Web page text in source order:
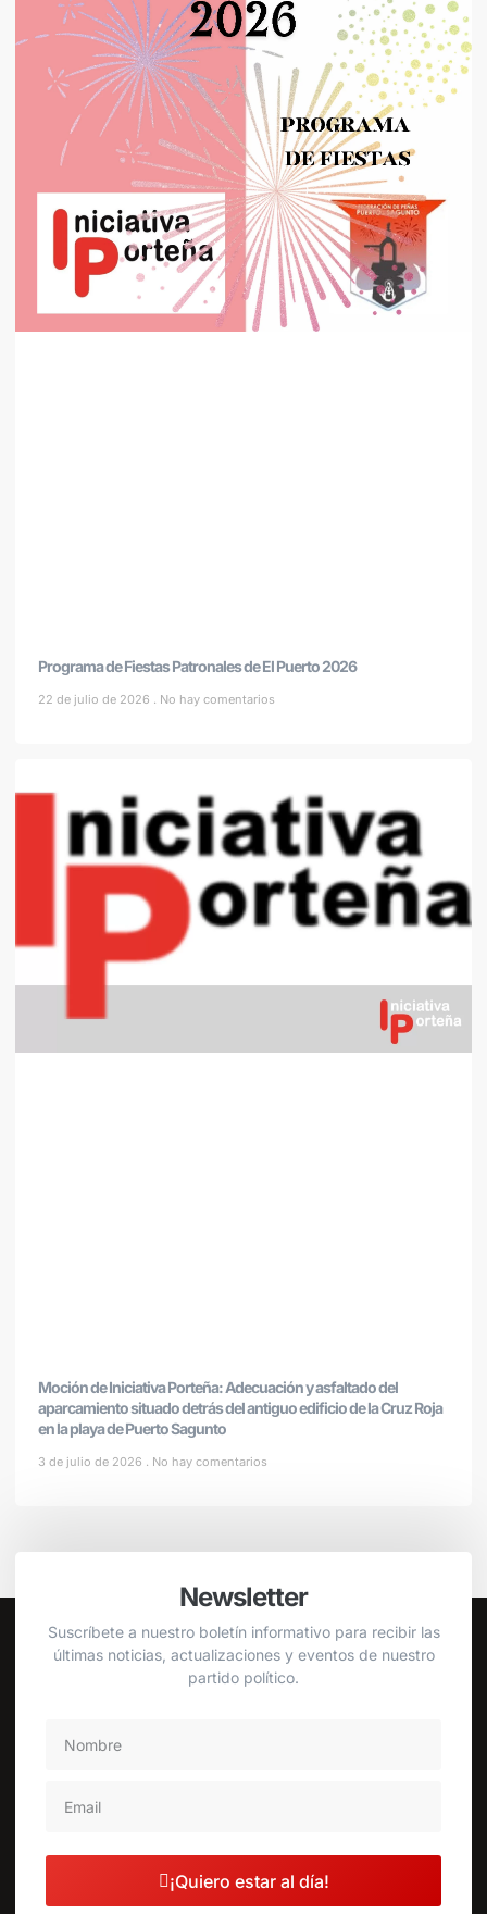
Programa de Fiestas Patronales de El Puerto 2026
22 de julio de 2026 No hay comentarios
Moción de Iniciativa Porteña: Adecuación y asfaltado del
aparcamiento situado detrás del antiguo edificio de la Cruz Roja
en la playa de Puerto Sagunto
3 de julio de 2026 No hay comentarios
Newsletter
Suscríbete a nuestro boletín informativo para recibir las
últimas noticias, actualizaciones y eventos de nuestro
partido político.
¡Quiero estar al día!